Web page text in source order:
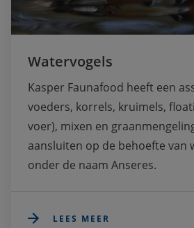
Watervogels
Kasper Faunafood heeft een
voeders, korrels, kruimels,
voer), mixen en
aansluiten op de behoefte van
onder de naam Anseres.
LEES MEER